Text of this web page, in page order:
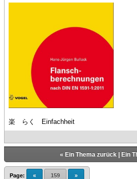
楽 らく Einfachheit
« Ein Thema zurück| Ein
Page: « 159 »